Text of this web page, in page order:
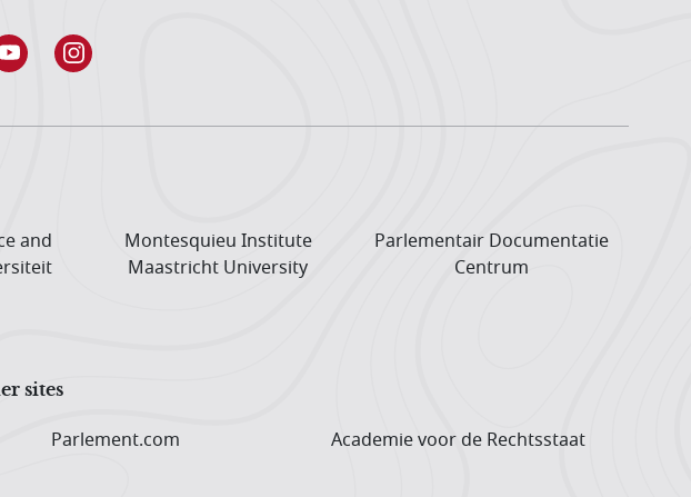
and
Montesquieu Institute
Maastricht University
Parlementair Documentatie
Centrum
sites
Parlement.com Academie voor de Rechtsstaat